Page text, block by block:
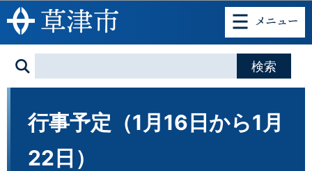
このページの本文へ移動
行事予定（1月16日から1月
22日）